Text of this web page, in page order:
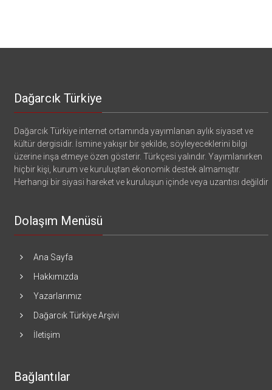
Dağarcık Türkiye
Dağarcık Türkiye internet ortamında yayımlanan aylık siyaset ve
kültür dergisidir. İsmine yakışır bir şekilde, söyleyeceklerini bilgi
üzerine inşa etmeye özen gösterir. Türkçesi yalındır. Yayımlanırken
hiçbir kişi, kurum ve kuruluştan ekonomik destek almamıştır.
Herhangi bir siyasi hareket ve kuruluşun içinde veya uzantısı değildir
Dolaşım Menüsü
Ana Sayfa
Hakkımızda
Yazarlarımız
Dağarcık Türkiye Arşivi
İletişim
Bağlantılar